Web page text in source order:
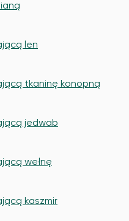
len
tkaninę konopną
jedwab
wełnę
kaszmir